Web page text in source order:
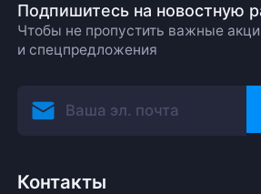
Подпишитесь на новостную
Чтобы не пропустить важные
и спецпредложения
Контакты